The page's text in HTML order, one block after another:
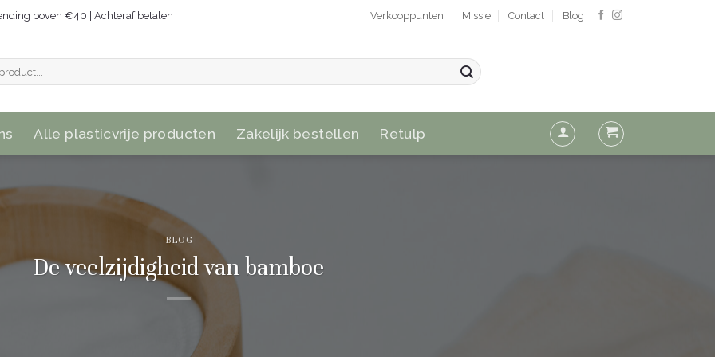
boven €40 | Achteraf betalen Verkooppunten Missie Contact Blog
Alle plasticvrije producten Zakelijk bestellen Retulp
BLOG
De veelzijdigheid van bamboe